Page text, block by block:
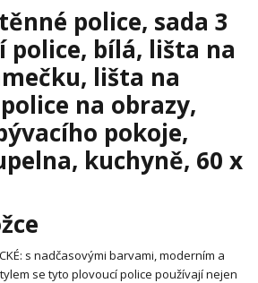
police, sada 3
police, bílá, lišta na
lišta na
na obrazy,
pokoje,
kuchyně, 60 x
s nadčasovými barvami, moderním a
se tyto plovoucí police používají nejen